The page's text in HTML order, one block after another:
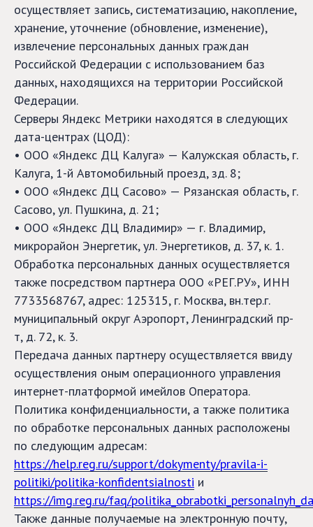
осуществляет запись, систематизацию, накопление,
хранение, уточнение (обновление, изменение),
извлечение персональных данных граждан
Российской Федерации с использованием баз
данных, находящихся на территории Российской
Федерации.
Серверы Яндекс Метрики находятся в следующих
дата-центрах (ЦОД):
• ООО «Яндекс ДЦ Калуга» — Калужская область, г.
Калуга, 1-й Автомобильный проезд, зд. 8;
• ООО «Яндекс ДЦ Сасово» — Рязанская область, г.
Сасово, ул. Пушкина, д. 21;
• ООО «Яндекс ДЦ Владимир» — г. Владимир,
микрорайон Энергетик, ул. Энергетиков, д. 37, к. 1.
Обработка персональных данных осуществляется
также посредством партнера ООО «РЕГ.РУ», ИНН
7733568767, адрес: 125315, г. Москва, вн.тер.г.
муниципальный округ Аэропорт, Ленинградский пр-
т, д. 72, к. 3.
Передача данных партнеру осуществляется ввиду
осуществления оным операционного управления
интернет-платформой имейлов Оператора.
Политика конфиденциальности, а также политика
по обработке персональных данных расположены
по следующим адресам:
https://help.reg.ru/support/dokymenty/pravila-i-
politiki/politika-konfidentsialnosti и
https://img.reg.ru/faq/
Также данные получаемые на электронную почту,